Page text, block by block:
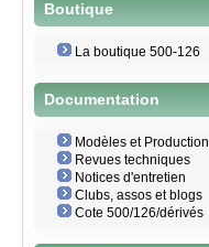
Boutique
La boutique 500-126
Documentation
Modèles et Production
Revues techniques
Notices d'entretien
Clubs, assos et blogs
Cote 500/126/dérivés